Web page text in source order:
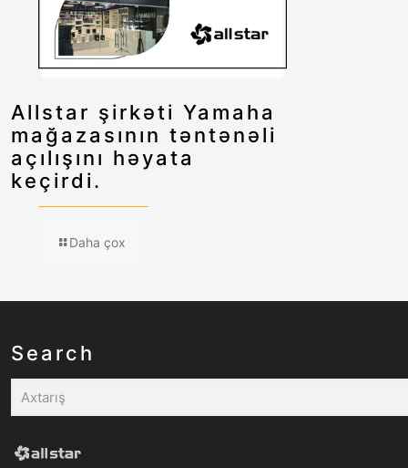
Allstar şirkəti Yamaha
mağazasının təntənəli
açılışını həyata
keçirdi.
Daha çox
Search